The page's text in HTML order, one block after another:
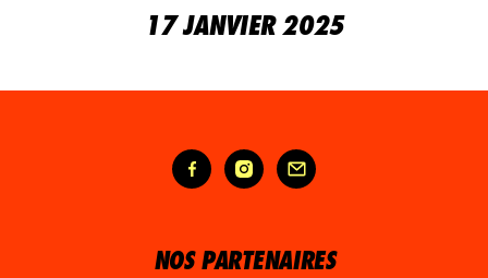
FAIRE UN DON
17 JANVIER 2025
NOS PARTENAIRES